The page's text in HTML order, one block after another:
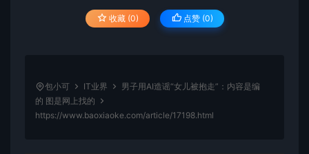
收藏 (0) 点赞 (0)
包小可 IT业界
男子用AI造谣“女儿被抱走”：内容是编
的 图是网上找的
https://www.baoxiaoke.com/article/17198.html